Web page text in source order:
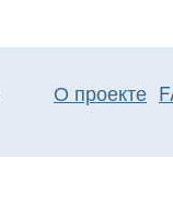
О проекте